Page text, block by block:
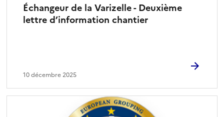
Échangeur de la Varizelle - Deuxième
lettre d’information chantier
10 décembre 2025